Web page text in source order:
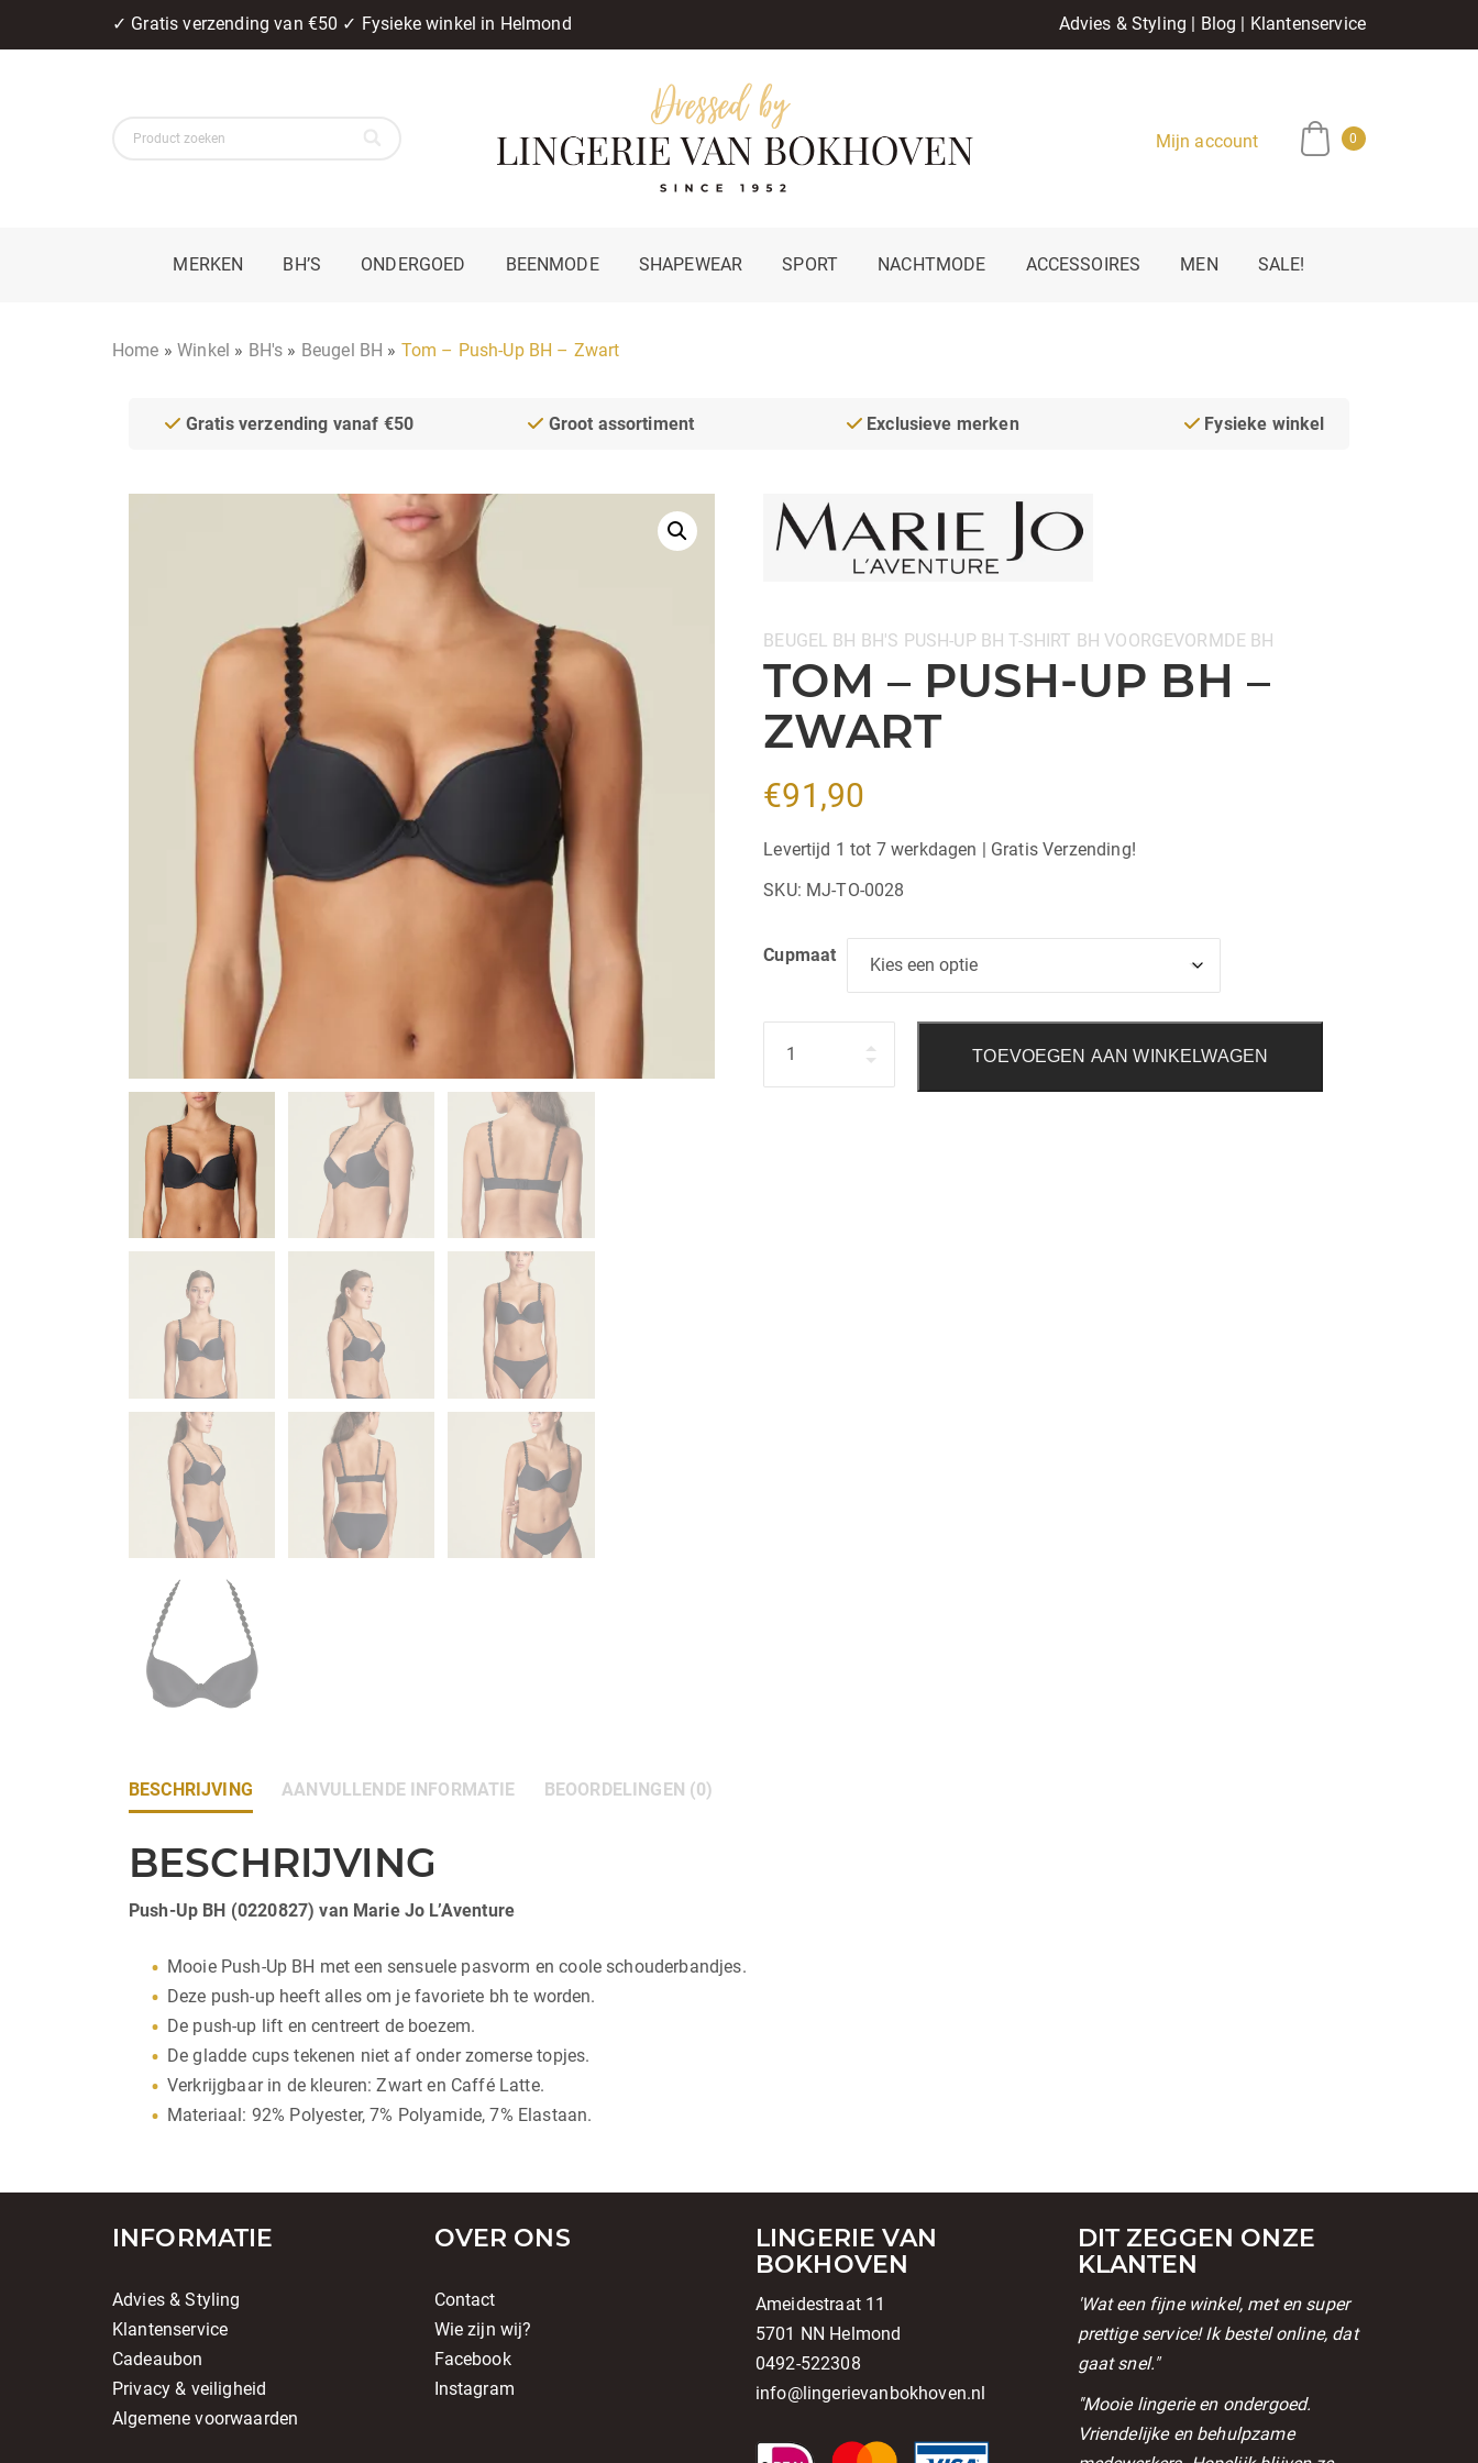
✓ Gratis verzending van €50 ✓ Fysieke winkel in Helmond Advies & Styling | Blog | Klantenservice
Mijn account 0
MERKEN BH’S ONDERGOED BEENMODE SHAPEWEAR SPORT NACHTMODE ACCESSOIRES MEN SALE!
Home »Winkel » BH's » Beugel BH » Tom – Push-Up BH – Zwart
Gratis verzending vanaf €50 Groot assortiment Exclusieve merken Fysieke winkel
Categorieën:
BEUGEL BH BH'S PUSH-UP BH T-SHIRT BH VOORGEVORMDE BH
TOM – PUSH-UP BH –
ZWART
€91,90
Levertijd 1 tot 7 werkdagen | Gratis Verzending!
SKU: MJ-TO-0028
Cupmaat
TOEVOEGEN AAN WINKELWAGEN
BESCHRIJVING AANVULLENDE INFORMATIE BEOORDELINGEN (0)
BESCHRIJVING
Push-Up BH (0220827) van Marie Jo L’Aventure
Mooie Push-Up BH met een sensuele pasvorm en coole schouderbandjes.
Deze push-up heeft alles om je favoriete bh te worden.
De push-up lift en centreert de boezem.
De gladde cups tekenen niet af onder zomerse topjes.
Verkrijgbaar in de kleuren: Zwart en Caffé Latte.
Materiaal: 92% Polyester, 7% Polyamide, 7% Elastaan.
INFORMATIE
Advies & Styling
Klantenservice
Cadeaubon
Privacy & veiligheid
Algemene voorwaarden
OVER ONS
Contact
Wie zijn wij?
Facebook
Instagram
LINGERIE VAN
BOKHOVEN
Ameidestraat 11
5701 NN Helmond
0492-522308
info@lingerievanbokhoven.nl
DIT ZEGGEN ONZE
KLANTEN
'Wat een fijne winkel, met en super
prettige service! Ik bestel online, dat
gaat snel."
''Mooie lingerie en ondergoed.
Vriendelijke en behulpzame